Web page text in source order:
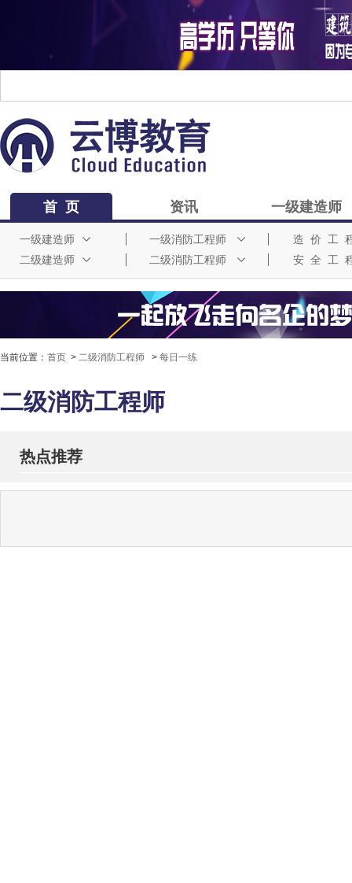
首 页
一级建造师 一级消防工程师
造 价 工
二级建造师
二级消防工程师 安 全 工
资讯 一级建造师
当前位置： 首页 > 二级消防工程师 > 每日一练
二级消防工程师
热点推荐